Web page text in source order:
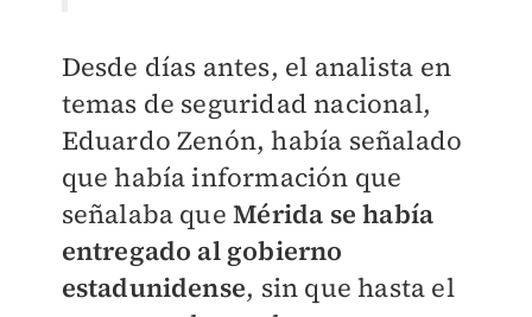
Desde días antes, el analista en
temas de seguridad nacional,
Eduardo Zenón, había señalado
que había información que
señalaba que Mérida se había
entregado al gobierno
estadunidense, sin que hasta el